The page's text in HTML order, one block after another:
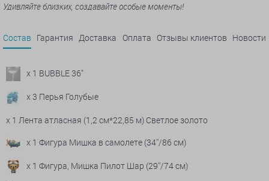
Удивляйте близких, создавайте особые моменты!
Состав Гарантия Доставка Оплата Отзывы клиентов Новости
x 1 BUBBLE 36"
x 3 Перья Голубые
x 1 Лента атласная (1,2 см*22,85 м) Светлое золото
x 1 Фигура Мишка в самолете (34''/86 см)
x 1 Фигура, Мишка Пилот Шар (29''/74 см)